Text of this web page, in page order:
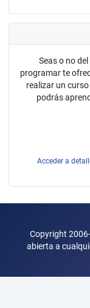
Seas o no
programar te
realizar un
podrás
Acceder a
Copyright 2006-
abierta a